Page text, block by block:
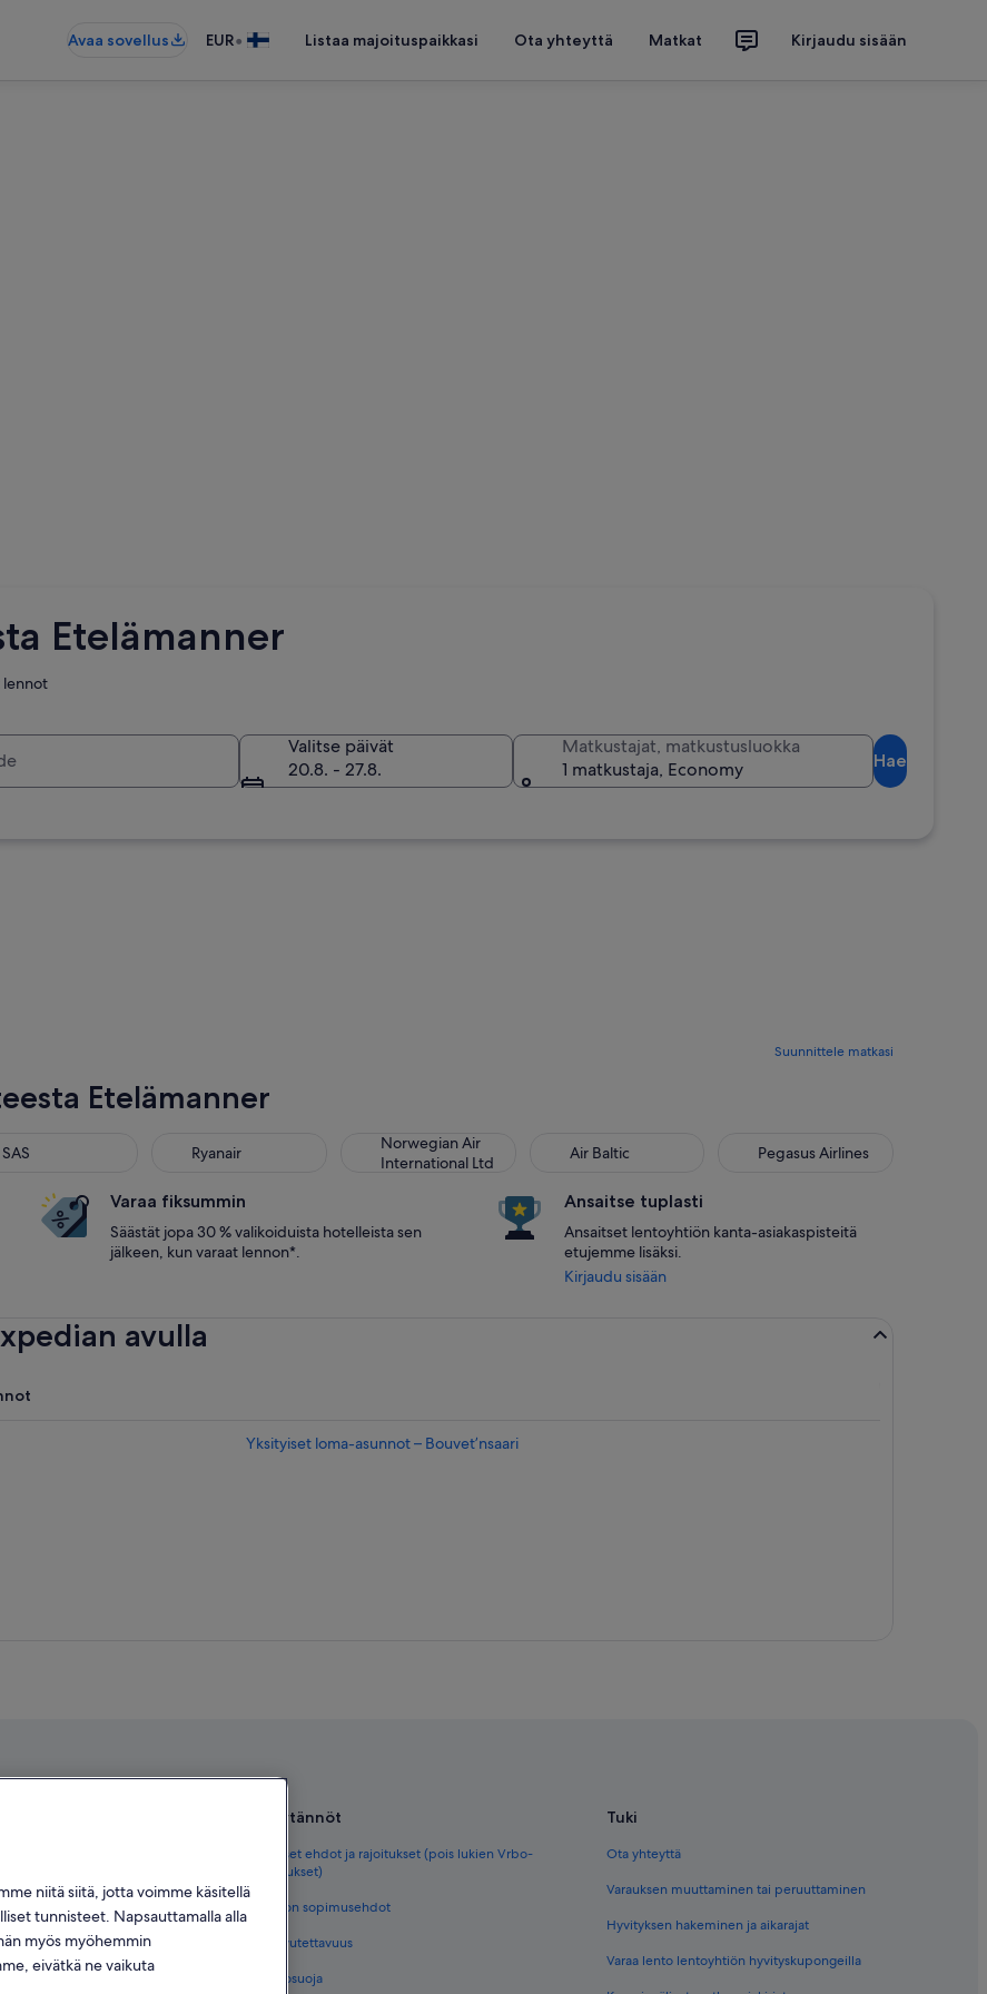
Avaa sovellus EUR• Listaa majoituspaikkasi Ota yhteyttä Matkat Kirjaudu sisään
Etelämanner
lennot
Valitse päivät
20.8. - 27.8.
Matkustajat, matkustusluokka
1 matkustaja, Economy
Hae
Suunnittele matkasi
Etelämanner
SAS Ryanair
Norwegian Air
International Ltd
Air Baltic Pegasus Airlines
Varaa fiksummin
Säästät jopa 30 % valikoiduista hotelleista sen
jälkeen, kun varaat lennon*.
Ansaitse tuplasti
Ansaitset lentoyhtiön kanta-asiakaspisteitä
etujemme lisäksi.
Kirjaudu sisään
avulla
Yksityiset loma-asunnot – Bouvet’nsaari
Suomessa
Käytännöt
Yleiset ehdot ja rajoitukset (pois lukien Vrbo-
varaukset)
Vrbon sopimusehdot
Saavutettavuus
Tietosuoja
Tuki
Ota yhteyttä
Varauksen muuttaminen tai peruuttaminen
Hyvityksen hakeminen ja aikarajat
Varaa lento lentoyhtiön hyvityskupongeilla
niitä siitä, jotta voimme käsitellä
tunnisteet. Napsauttamalla alla
myös myöhemmin
eivätkä ne vaikuta